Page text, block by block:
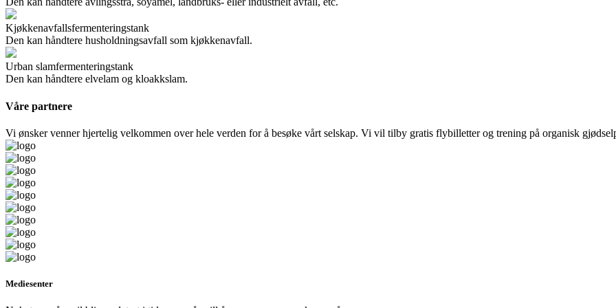
Kjøkkenavfallsfermenteringstank
Den kan håndtere husholdningsavfall som kjøkkenavfall.
Urban slamfermenteringstank
Den kan håndtere elvelam og kloakkslam.
Våre partnere
Vi ønsker venner hjertelig velkommen over hele verden for å besøke vårt selskap. Vi vil tilby gratis flybilletter og trening på organisk
Mediesenter